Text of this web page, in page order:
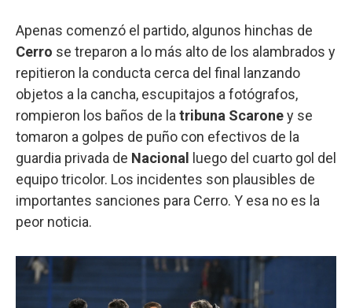
Apenas comenzó el partido, algunos hinchas de
Cerro se treparon a lo más alto de los alambrados y
repitieron la conducta cerca del final lanzando
objetos a la cancha, escupitajos a fotógrafos,
rompieron los baños de la tribuna Scaroney se
tomaron a golpes de puño con efectivos de la
guardia privada de Nacional
luego del cuarto gol del
equipo tricolor. Los incidentes son plausibles de
importantes sanciones para Cerro. Y esa no es la
peor noticia.